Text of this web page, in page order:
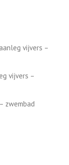
vijvers –
vijvers –
zwembad